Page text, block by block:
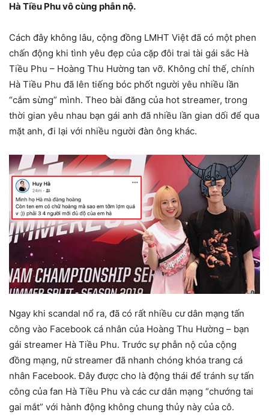
Hà Tiều Phu vô cùng phẫn nộ.
Cách đây không lâu, cộng đồng LMHT Việt đã có một phen
chấn động khi tình yêu đẹp của cặp đôi trai tài gái sắc Hà
Tiều Phu – Hoàng Thu Hường tan vỡ. Không chỉ thế, chính
Hà Tiều Phu đã lên tiếng bóc phốt người yêu nhiều lần
“cắm sừng” mình. Theo bài đăng của hot streamer, trong
thời gian yêu nhau bạn gái anh đã nhiều lần gian dối để qua
mặt anh, đi lại với nhiều người đàn ông khác.
Ngay khi scandal nổ ra, đã có rất nhiều cư dân mạng tấn
công vào Facebook cá nhân của Hoàng Thu Hường – bạn
gái streamer Hà Tiều Phu. Trước sự phẫn nộ của cộng
đồng mạng, nữ streamer đã nhanh chóng khóa trang cá
nhân Facebook. Đây được cho là động thái để tránh sự tấn
công của fan Hà Tiều Phu và các cư dân mạng “chướng tai
gai mắt” với hành động không chung thủy này của cô.